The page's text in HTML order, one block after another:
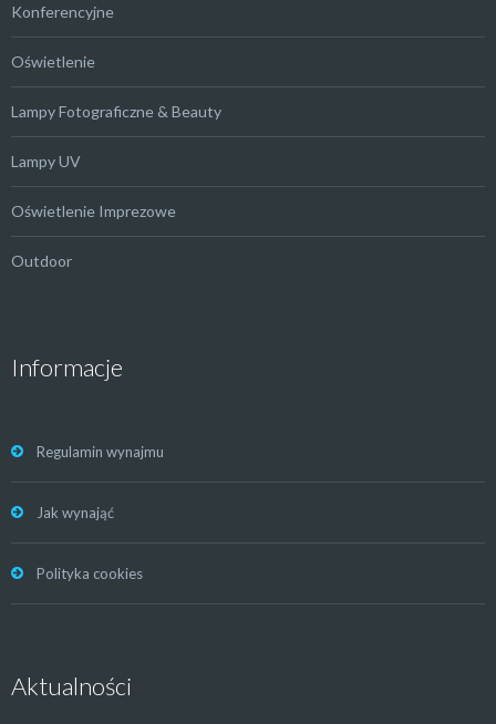
Konferencyjne
Oświetlenie
Lampy Fotograficzne & Beauty
Lampy UV
Oświetlenie Imprezowe
Outdoor
Informacje
Regulamin wynajmu
Jak wynająć
Polityka cookies
Aktualności